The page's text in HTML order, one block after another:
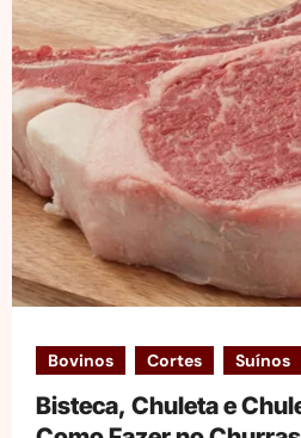
Bovinos Cortes Suínos
Bisteca, Chuleta e